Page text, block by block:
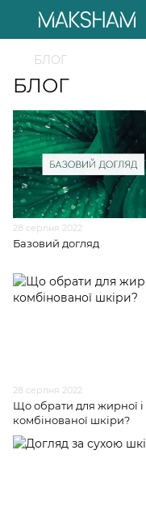
БЛОГ
БЛОГ
28 серпня 2022
Базовий догляд
28 серпня 2022
Що обрати для жирної і
комбінованої шкіри?